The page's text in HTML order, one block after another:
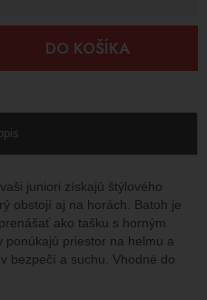
DO KOŠÍKA
vaši juniori získajú štýlového
obstojí aj na horách. Batoh je
ako tašku s horným
ponúkajú priestor na helmu a
bezpečí a suchu. Vhodné do